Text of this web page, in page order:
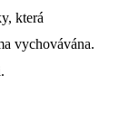
která
vychovávána.